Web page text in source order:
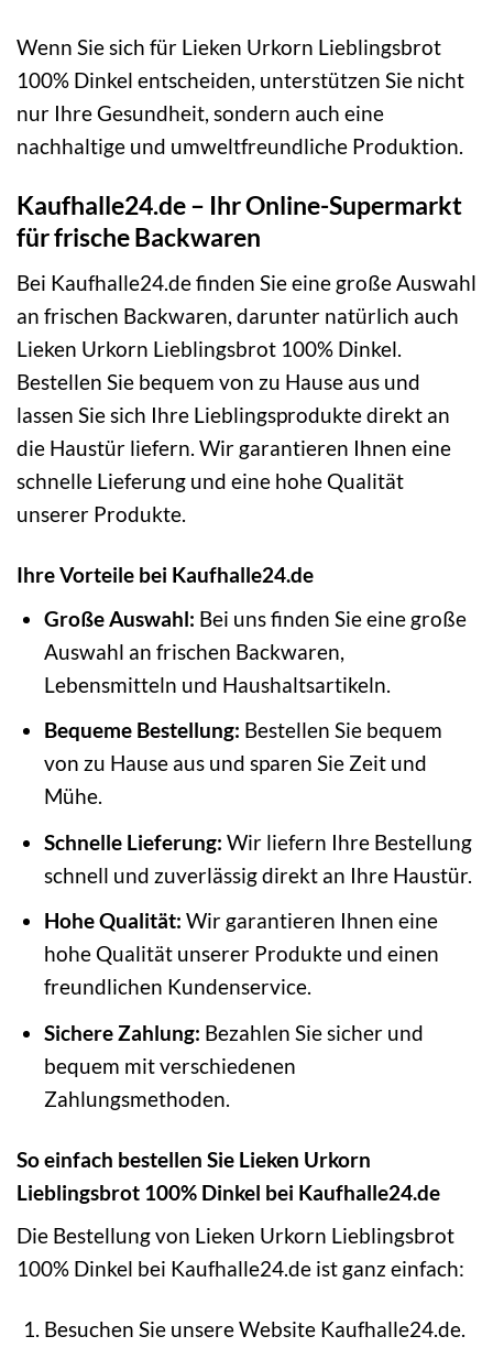
Wenn Sie sich für Lieken Urkorn Lieblingsbrot
100% Dinkel entscheiden, unterstützen Sie nicht
nur Ihre Gesundheit, sondern auch eine
nachhaltige und umweltfreundliche Produktion.
Kaufhalle24.de – Ihr Online-Supermarkt
für frische Backwaren
Bei Kaufhalle24.de finden Sie eine große Auswahl
an frischen Backwaren, darunter natürlich auch
Lieken Urkorn Lieblingsbrot 100% Dinkel.
Bestellen Sie bequem von zu Hause aus und
lassen Sie sich Ihre Lieblingsprodukte direkt an
die Haustür liefern. Wir garantieren Ihnen eine
schnelle Lieferung und eine hohe Qualität
unserer Produkte.
Ihre Vorteile bei Kaufhalle24.de
Große Auswahl: Bei uns finden Sie eine große
Auswahl an frischen Backwaren,
Lebensmitteln und Haushaltsartikeln.
Bequeme Bestellung: Bestellen Sie bequem
von zu Hause aus und sparen Sie Zeit und
Mühe.
Schnelle Lieferung: Wir liefern Ihre Bestellung
schnell und zuverlässig direkt an Ihre Haustür.
Hohe Qualität: Wir garantieren Ihnen eine
hohe Qualität unserer Produkte und einen
freundlichen Kundenservice.
Sichere Zahlung: Bezahlen Sie sicher und
bequem mit verschiedenen
Zahlungsmethoden.
So einfach bestellen Sie Lieken Urkorn
Lieblingsbrot 100% Dinkel bei Kaufhalle24.de
Die Bestellung von Lieken Urkorn Lieblingsbrot
100% Dinkel bei Kaufhalle24.de ist ganz einfach:
Besuchen Sie unsere Website Kaufhalle24.de.